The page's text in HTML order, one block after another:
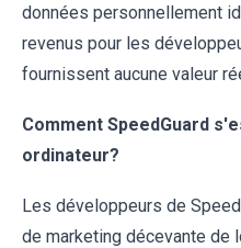
données personnellement
revenus pour les
fournissent aucune valeur
Comment SpeedGuard
ordinateur?
Les développeurs de
de marketing décevante de